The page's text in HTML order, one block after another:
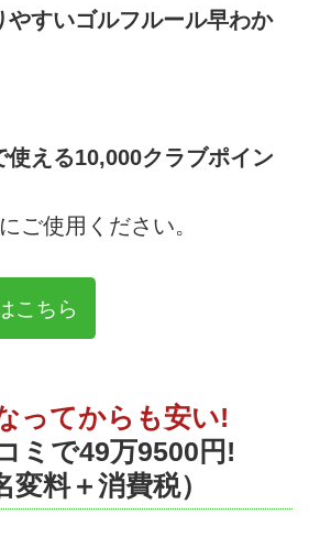
やすいゴルフルール早わか
使える10,000クラブポイン
ご使用ください。
こちら
ってからも安い!
ミで49万9500円!
変料＋消費税）